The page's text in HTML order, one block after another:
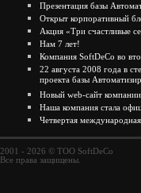
Презентация базы
Открыт корпоративный
Акция «Три счастливые
Нам 7 лет!
Компания SoftDeCo во
22 августа 2008 года в
проекта базы
Новый web-сайт
Наша компания стала
Четвертая
2001 - 2026 © ТОО SoftDeCo
Все права защищены.